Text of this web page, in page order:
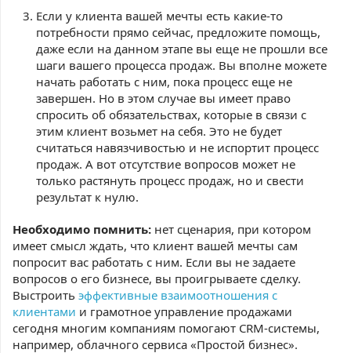
Если у клиента вашей мечты есть какие-то
потребности прямо сейчас, предложите помощь,
даже если на данном этапе вы еще не прошли все
шаги вашего процесса продаж. Вы вполне можете
начать работать с ним, пока процесс еще не
завершен. Но в этом случае вы имеет право
спросить об обязательствах, которые в связи с
этим клиент возьмет на себя. Это не будет
считаться навязчивостью и не испортит процесс
продаж. А вот отсутствие вопросов может не
только растянуть процесс продаж, но и свести
результат к нулю.
Необходимо помнить: нет сценария, при котором
имеет смысл ждать, что клиент вашей мечты сам
попросит вас работать с ним. Если вы не задаете
вопросов о его бизнесе, вы проигрываете сделку.
Выстроить эффективные взаимоотношения с
клиентами и грамотное управление продажами
сегодня многим компаниям помогают CRM-системы,
например, облачного сервиса «Простой бизнес».